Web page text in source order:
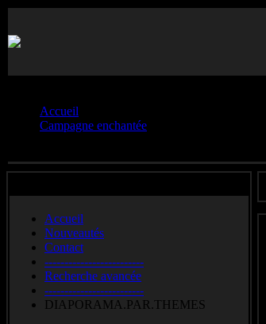
Accueil
Campagne enchantée
Accueil
Nouveautés
Contact
-------------------------
Recherche avancée
-------------------------
DIAPORAMA.PAR.THEMES